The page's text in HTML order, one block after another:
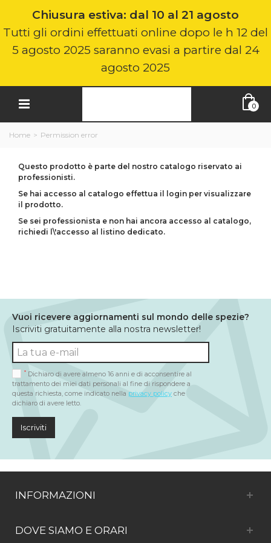
Chiusura estiva: dal 10 al 21 agosto
Tutti gli ordini effettuati online dopo le h 12 del
5 agosto 2025 saranno evasi a partire dal 24
agosto 2025
0
Home > Permission error
Questo prodotto è parte del nostro catalogo riservato ai
professionisti.
Se hai accesso al catalogo effettua il login per visualizzare
il prodotto.
Se sei professionista e non hai ancora accesso al catalogo,
richiedi l\'accesso al listino dedicato.
Vuoi ricevere aggiornamenti sul mondo delle spezie?
Iscriviti gratuitamente alla nostra newsletter!
* Dichiaro di avere almeno 16 anni e di acconsentire al
trattamento dei miei dati personali al fine di rispondere a
questa richiesta, come indicato nella privacy policy che
dichiaro di avere letto.
Iscriviti
INFORMAZIONI
DOVE SIAMO E ORARI